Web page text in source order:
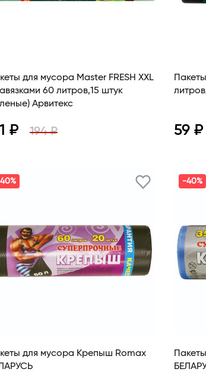
для мусора Master FRESH XXL
60 литров,15 штук
Арвитекс
₽ 194 ₽ 59 ₽
для мусора Крепыш Romax
-40%